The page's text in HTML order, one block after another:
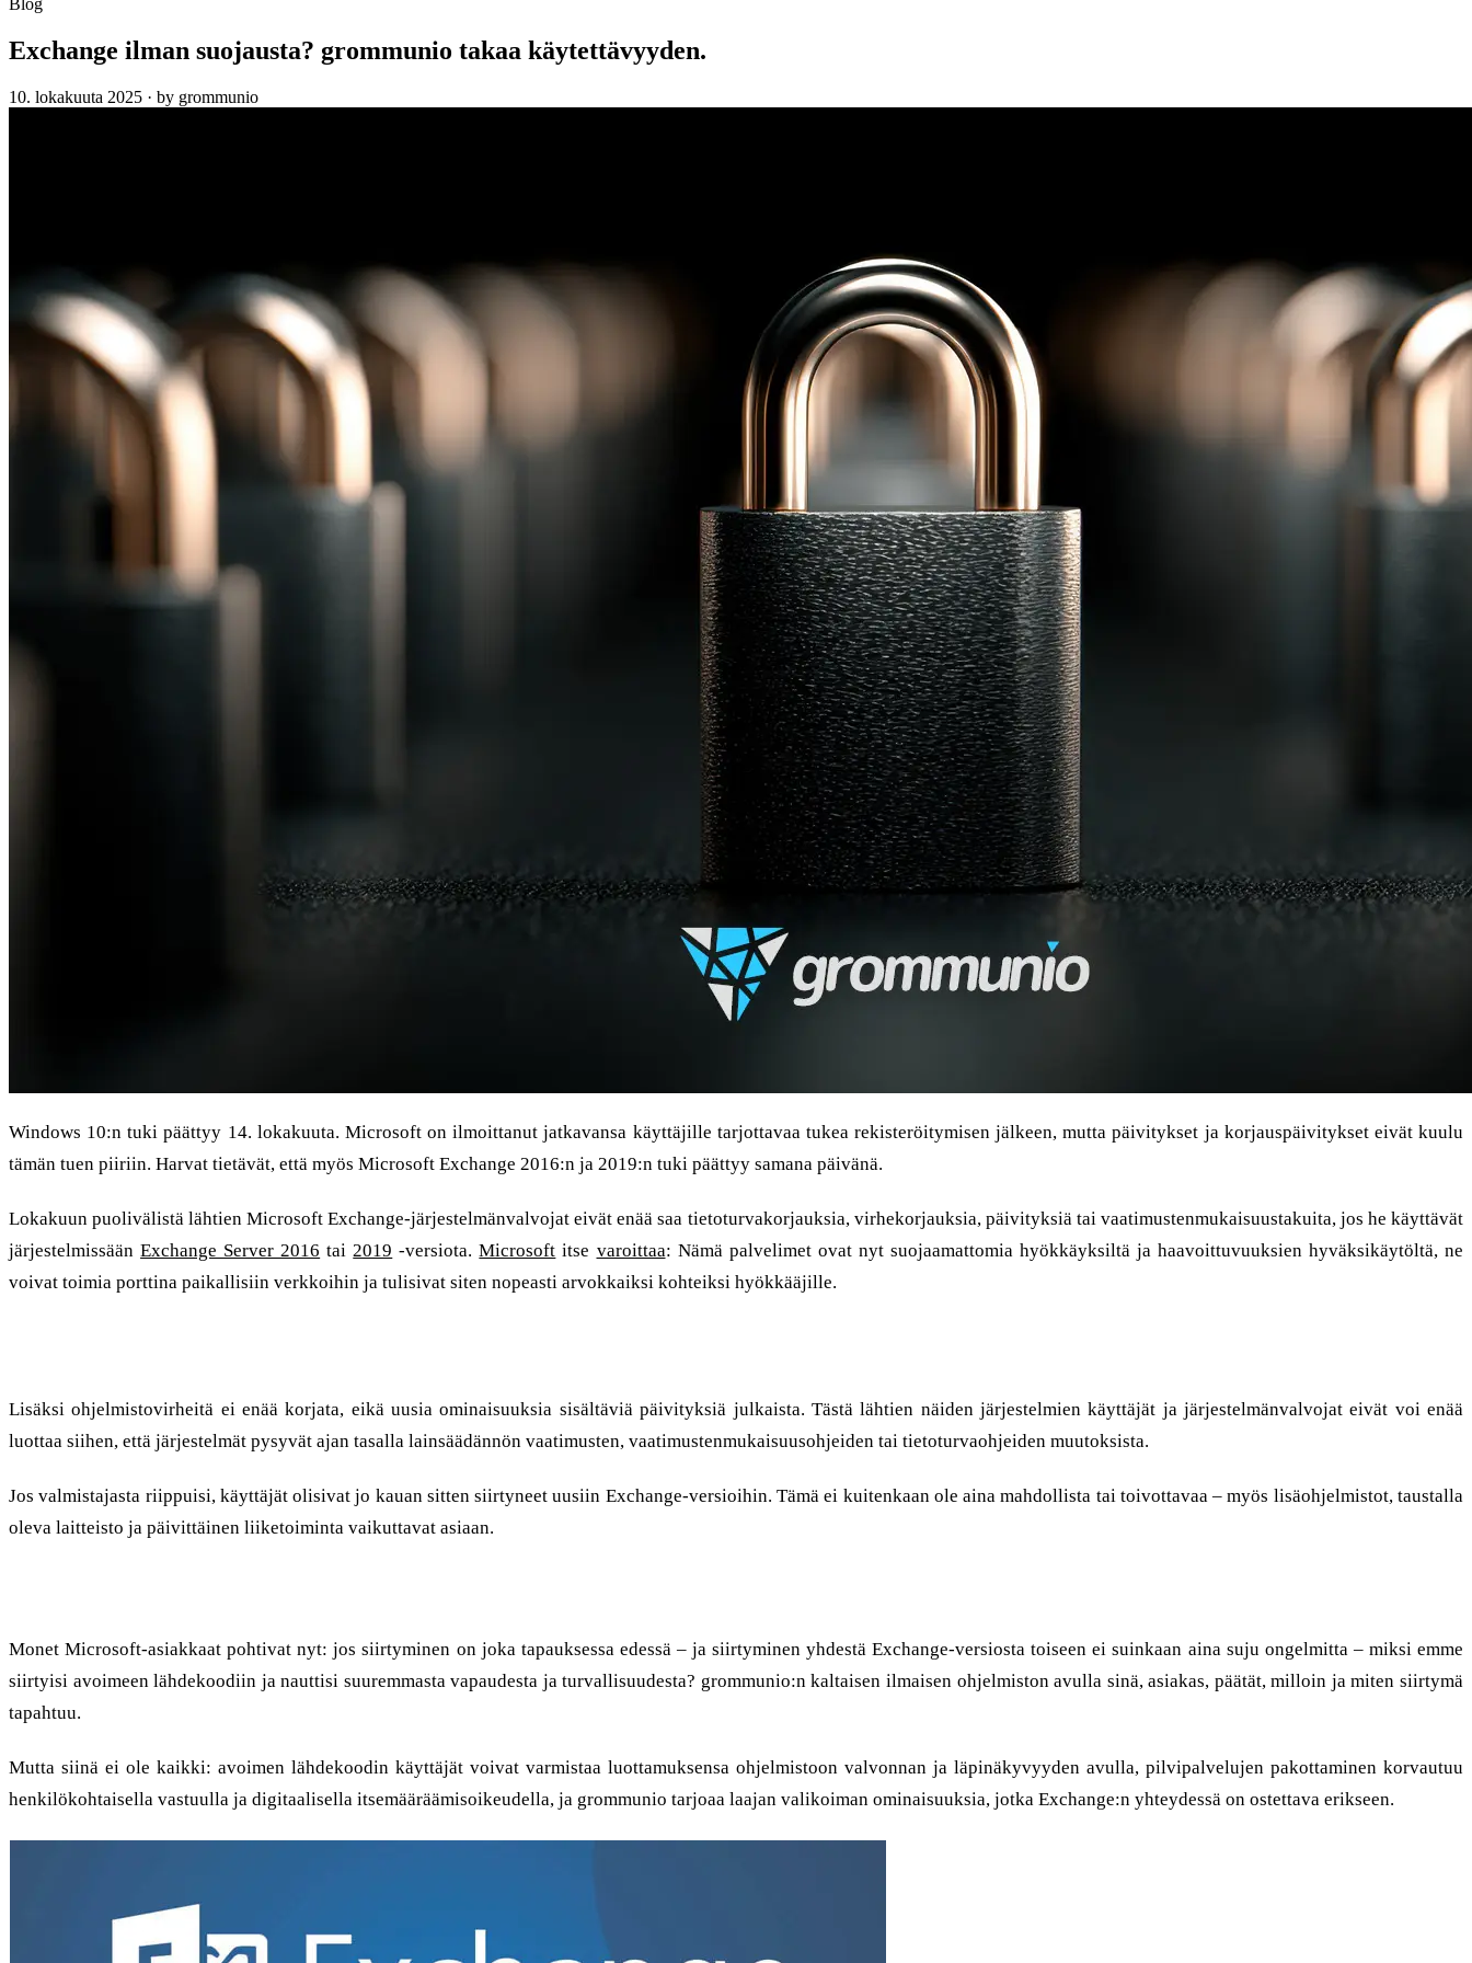
Blog
Exchange ilman suojausta? grommunio takaa käytettävyyden.
10. lokakuuta 2025 · by grommunio
Windows 10:n tuki päättyy 14. lokakuuta. Microsoft on ilmoittanut jatkavansa käyttäjille tarjottavaa tukea rekisteröitymisen jälkeen, mutta päivitykset ja korjauspäivitykset eivät kuulu
tämän tuen piiriin. Harvat tietävät, että myös Microsoft Exchange 2016:n ja 2019:n tuki päättyy samana päivänä.
Lokakuun puolivälistä lähtien Microsoft Exchange-järjestelmänvalvojat eivät enää saa tietoturvakorjauksia, virhekorjauksia, päivityksiä tai vaatimustenmukaisuustakuita, jos he käyttävät
järjestelmissäänExchange Server 2016 tai2019 -versiota.Microsoft itse varoittaa: Nämä palvelimet ovat nyt suojaamattomia hyökkäyksiltä ja haavoittuvuuksien hyväksikäytöltä, ne
voivat toimia porttina paikallisiin verkkoihin ja tulisivat siten nopeasti arvokkaiksi kohteiksi hyökkääjille.
Lisäksi ohjelmistovirheitä ei enää korjata, eikä uusia ominaisuuksia sisältäviä päivityksiä julkaista. Tästä lähtien näiden järjestelmien käyttäjät ja järjestelmänvalvojat eivät voi enää
luottaa siihen, että järjestelmät pysyvät ajan tasalla lainsäädännön vaatimusten, vaatimustenmukaisuusohjeiden tai tietoturvaohjeiden muutoksista.
Jos valmistajasta riippuisi, käyttäjät olisivat jo kauan sitten siirtyneet uusiin Exchange-versioihin. Tämä ei kuitenkaan ole aina mahdollista tai toivottavaa – myös lisäohjelmistot, taustalla
oleva laitteisto ja päivittäinen liiketoiminta vaikuttavat asiaan.
Monet Microsoft-asiakkaat pohtivat nyt: jos siirtyminen on joka tapauksessa edessä – ja siirtyminen yhdestä Exchange-versiosta toiseen ei suinkaan aina suju ongelmitta – miksi emme
siirtyisi avoimeen lähdekoodiin ja nauttisi suuremmasta vapaudesta ja turvallisuudesta? grommunio:n kaltaisen ilmaisen ohjelmiston avulla sinä, asiakas, päätät, milloin ja miten siirtymä
tapahtuu.
Mutta siinä ei ole kaikki: avoimen lähdekoodin käyttäjät voivat varmistaa luottamuksensa ohjelmistoon valvonnan ja läpinäkyvyyden avulla, pilvipalvelujen pakottaminen korvautuu
henkilökohtaisella vastuulla ja digitaalisella itsemääräämisoikeudella, ja grommunio tarjoaa laajan valikoiman ominaisuuksia, jotka Exchange:n yhteydessä on ostettava erikseen.